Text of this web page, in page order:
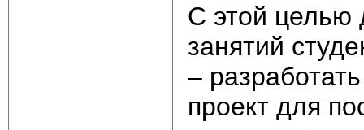
С этой целью
занятий
–
проект для